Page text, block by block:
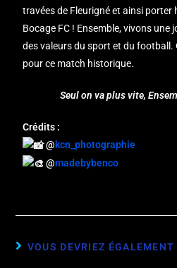
travées de Fleurigné et ainsi porter
Bocage FC ! Ensemble, vivons
des valeurs du sport et du
pour ce match historique.
Seul on va plus vite,
Crédits :
@kcn_photographie
@madebybenco
VOUS DEVRIEZ ÉGALEMENT